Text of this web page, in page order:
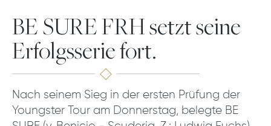
BE SURE FRH setzt seine
Erfolgsserie fort.
Nach seinem Sieg in der ersten Prüfung der
Youngster Tour am Donnerstag, belegte BE